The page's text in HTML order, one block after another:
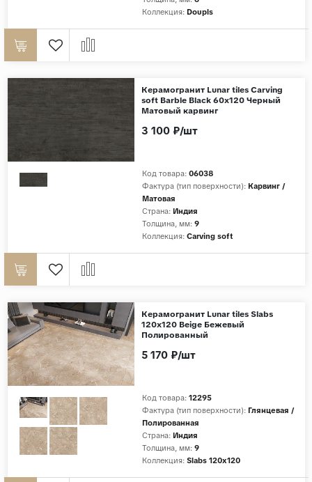
Коллекция: Doupls
Керамогранит Lunar tiles Carving
soft Barble Black 60x120 Черный
Матовый карвинг
Код товара: 06038
Фактура (тип поверхности): Карвинг /
Матовая
Страна: Индия
Толщина, мм: 9
Коллекция: Carving soft
3 100 ₽/шт
Керамогранит Lunar tiles Slabs
120x120 Beige Бежевый
Полированный
Код товара: 12295
Фактура (тип поверхности): Глянцевая /
Полированная
Страна: Индия
Толщина, мм: 9
Коллекция: Slabs 120x120
5 170 ₽/шт